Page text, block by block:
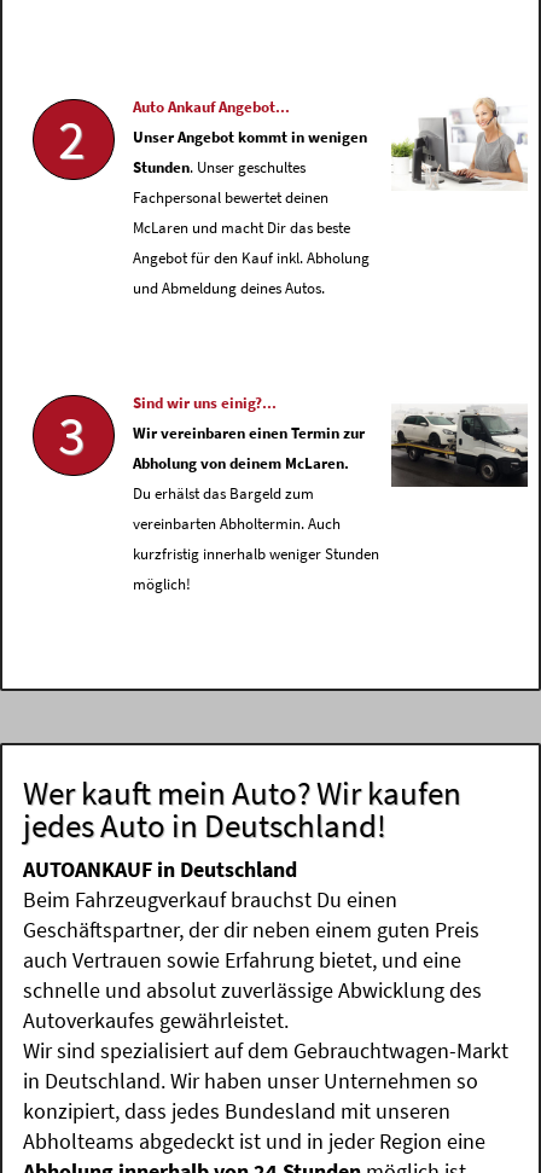
2
Auto Ankauf Angebot...
Unser Angebot kommt in wenigen
Stunden. Unser geschultes
Fachpersonal bewertet deinen
McLaren und macht Dir das beste
Angebot für den Kauf inkl. Abholung
und Abmeldung deines Autos.
3
Sind wir uns einig?...
Wir vereinbaren einen Termin zur
Abholung von deinem McLaren.
Du erhälst das Bargeld zum
vereinbarten Abholtermin. Auch
kurzfristig innerhalb weniger Stunden
möglich!
Wer kauft mein Auto? Wir kaufen
jedes Auto in Deutschland!
AUTOANKAUF in Deutschland
Beim Fahrzeugverkauf brauchst Du einen
Geschäftspartner, der dir neben einem guten Preis
auch Vertrauen sowie Erfahrung bietet, und eine
schnelle und absolut zuverlässige Abwicklung des
Autoverkaufes gewährleistet.
Wir sind spezialisiert auf dem Gebrauchtwagen-Markt
in Deutschland. Wir haben unser Unternehmen so
konzipiert, dass jedes Bundesland mit unseren
Abholteams abgedeckt ist und in jeder Region eine